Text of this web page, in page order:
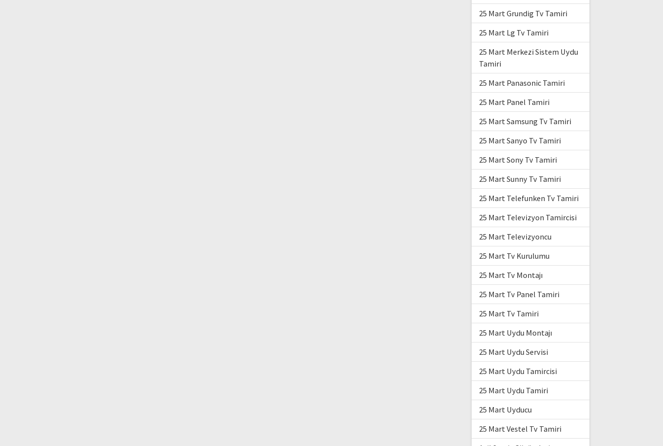
25 Mart Grundig Tv Tamiri
25 Mart Lg Tv Tamiri
25 Mart Merkezi Sistem Uydu
Tamiri
25 Mart Panasonic Tamiri
25 Mart Panel Tamiri
25 Mart Samsung Tv Tamiri
25 Mart Sanyo Tv Tamiri
25 Mart Sony Tv Tamiri
25 Mart Sunny Tv Tamiri
25 Mart Telefunken Tv Tamiri
25 Mart Televizyon Tamircisi
25 Mart Televizyoncu
25 Mart Tv Kurulumu
25 Mart Tv Montajı
25 Mart Tv Panel Tamiri
25 Mart Tv Tamiri
25 Mart Uydu Montajı
25 Mart Uydu Servisi
25 Mart Uydu Tamircisi
25 Mart Uydu Tamiri
25 Mart Uyducu
25 Mart Vestel Tv Tamiri